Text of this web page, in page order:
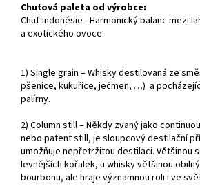
Chuťová paleta od výrobce:
Chuť indonésie - Harmonický balanc mezi
a exotického ovoce
1) Single grain – Whisky destilovaná ze
pšenice, kukuřice, ječmen, …) a
palírny.
2) Column still – Někdy zvaný jako
nebo patent still, je sloupcový destilační
umožňuje nepřetržitou destilaci. Většinou
levnějších kořalek, u whisky většinou
bourbonu, ale hraje významnou roli i ve